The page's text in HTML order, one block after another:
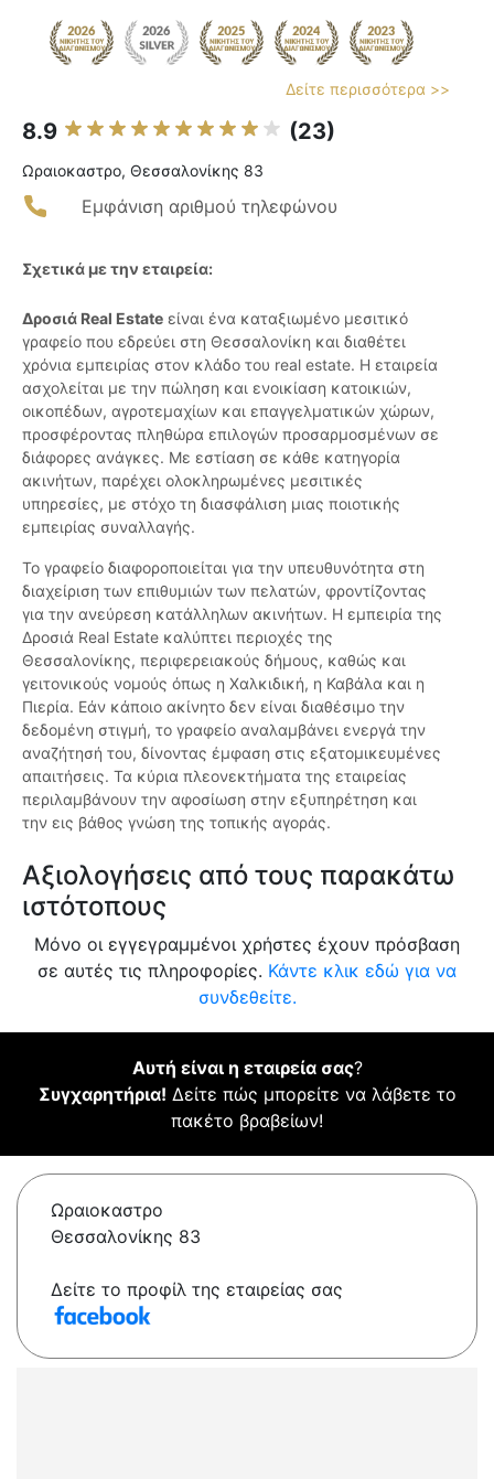
Δείτε περισσότερα >>
8.9 (23)
Ωραιοκαστρο, Θεσσαλονίκης 83
Εμφάνιση αριθμού τηλεφώνου
Σχετικά με την εταιρεία:
Δροσιά Real Estate είναι ένα καταξιωμένο μεσιτικό
γραφείο που εδρεύει στη Θεσσαλονίκη και διαθέτει
χρόνια εμπειρίας στον κλάδο του real estate. Η εταιρεία
ασχολείται με την πώληση και ενοικίαση κατοικιών,
οικοπέδων, αγροτεμαχίων και επαγγελματικών χώρων,
προσφέροντας πληθώρα επιλογών προσαρμοσμένων σε
διάφορες ανάγκες. Με εστίαση σε κάθε κατηγορία
ακινήτων, παρέχει ολοκληρωμένες μεσιτικές
υπηρεσίες, με στόχο τη διασφάλιση μιας ποιοτικής
εμπειρίας συναλλαγής.
Το γραφείο διαφοροποιείται για την υπευθυνότητα στη
διαχείριση των επιθυμιών των πελατών, φροντίζοντας
για την ανεύρεση κατάλληλων ακινήτων. Η εμπειρία της
Δροσιά Real Estate καλύπτει περιοχές της
Θεσσαλονίκης, περιφερειακούς δήμους, καθώς και
γειτονικούς νομούς όπως η Χαλκιδική, η Καβάλα και η
Πιερία. Εάν κάποιο ακίνητο δεν είναι διαθέσιμο την
δεδομένη στιγμή, το γραφείο αναλαμβάνει ενεργά την
αναζήτησή του, δίνοντας έμφαση στις εξατομικευμένες
απαιτήσεις. Τα κύρια πλεονεκτήματα της εταιρείας
περιλαμβάνουν την αφοσίωση στην εξυπηρέτηση και
την εις βάθος γνώση της τοπικής αγοράς.
Αξιολογήσεις από τους παρακάτω
ιστότοπους
Μόνο οι εγγεγραμμένοι χρήστες έχουν πρόσβαση
σε αυτές τις πληροφορίες. Κάντε κλικ εδώ για να
συνδεθείτε.
Αυτή είναι η εταιρεία σας?
Συγχαρητήρια! Δείτε πώς μπορείτε να λάβετε το
πακέτο βραβείων!
Ωραιοκαστρο
Θεσσαλονίκης 83
Δείτε το προφίλ της εταιρείας σας